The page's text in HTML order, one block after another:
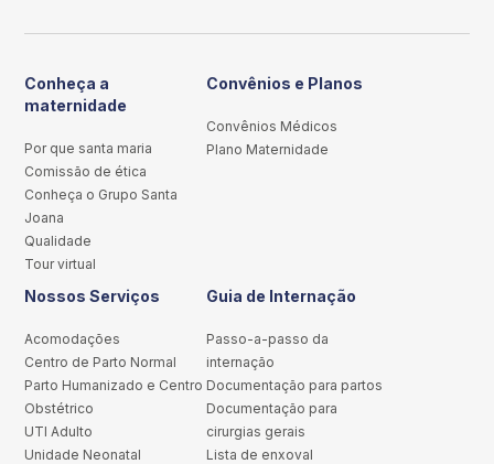
Conheça a
maternidade
Por que santa maria
Comissão de ética
Conheça o Grupo Santa
Joana
Qualidade
Tour virtual
Convênios e Planos
Convênios Médicos
Plano Maternidade
Nossos Serviços
Acomodações
Centro de Parto Normal
Parto Humanizado e Centro
Obstétrico
UTI Adulto
Unidade Neonatal
Guia de Internação
Passo-a-passo da
internação
Documentação para partos
Documentação para
cirurgias gerais
Lista de enxoval